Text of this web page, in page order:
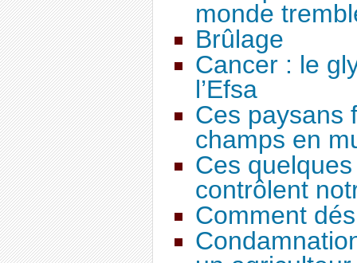
monde
Brûlage
Cancer : le
l’Efsa
Ces paysans
champs en
Ces
contrôlent
Comment